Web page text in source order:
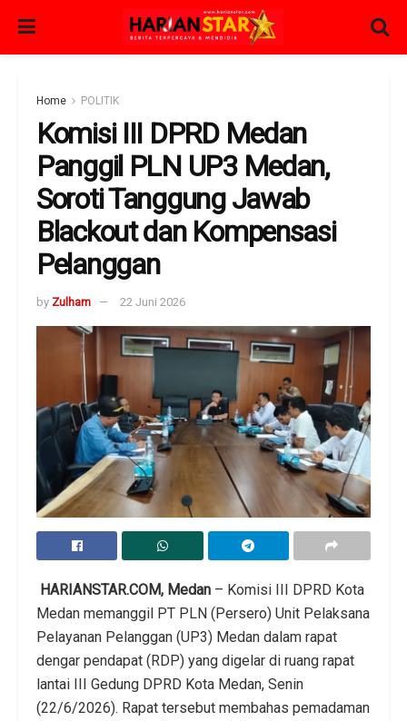
Home POLITIK
Komisi III DPRD Medan
Panggil PLN UP3 Medan,
Soroti Tanggung Jawab
Blackout dan Kompensasi
Pelanggan
by Zulham 22 Juni 2026
HARIANSTAR.COM, Medan – Komisi III DPRD Kota
Medan memanggil PT PLN (Persero) Unit Pelaksana
Pelayanan Pelanggan (UP3) Medan dalam rapat
dengar pendapat (RDP) yang digelar di ruang rapat
lantai III Gedung DPRD Kota Medan, Senin
(22/6/2026). Rapat tersebut membahas pemadaman